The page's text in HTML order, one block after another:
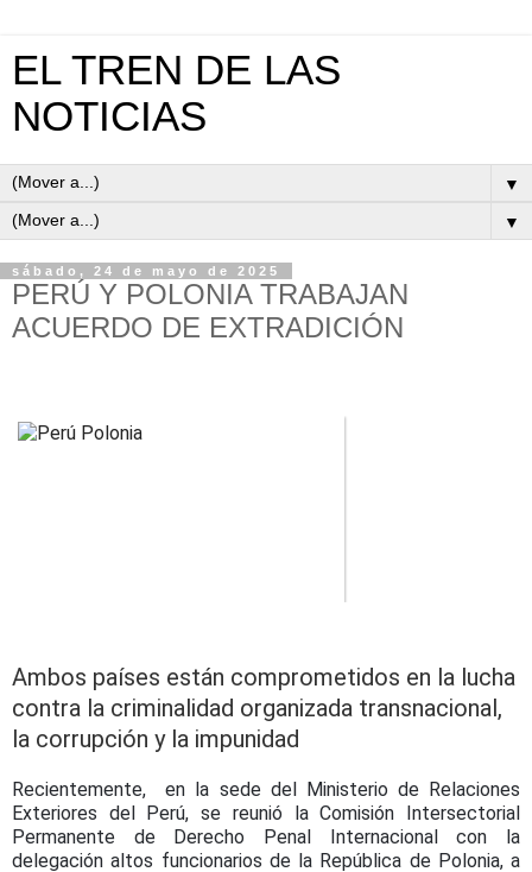
EL TREN DE LAS
NOTICIAS
▼
▼
sábado, 24 de mayo de 2025
PERÚ Y POLONIA TRABAJAN
ACUERDO DE EXTRADICIÓN
Ambos países están comprometidos en la lucha
contra la criminalidad organizada transnacional,
la corrupción y la impunidad
Recientemente, en la sede del Ministerio de Relaciones
Exteriores del Perú, se reunió la Comisión Intersectorial
Permanente de Derecho Penal Internacional con la
delegación altos funcionarios de la República de Polonia, a